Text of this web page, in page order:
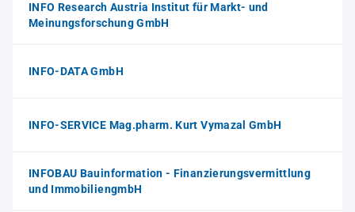
INFO Research Austria Institut für Markt- und
Meinungsforschung GmbH
INFO-DATA GmbH
INFO-SERVICE Mag.pharm. Kurt Vymazal GmbH
INFOBAU Bauinformation - Finanzierungsvermittlung
und ImmobiliengmbH